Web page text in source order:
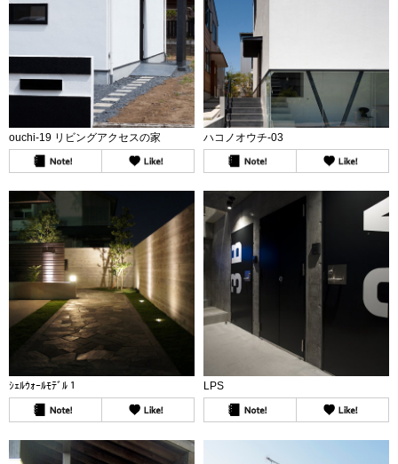
ouchi-19 リビングアクセスの家 ハコノオウチ-03
ｼｪﾙｳｫｰﾙﾓﾃﾞﾙ１ LPS